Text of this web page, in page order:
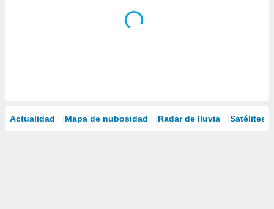
Actualidad Mapa de nubosidad Radar de lluvia Satélites